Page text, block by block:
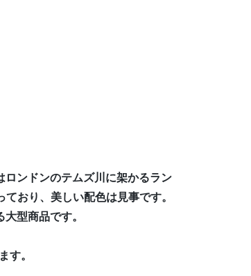
ンドンのテムズ川に架かるラン
おり、美しい配色は見事です。
型商品です。
す。